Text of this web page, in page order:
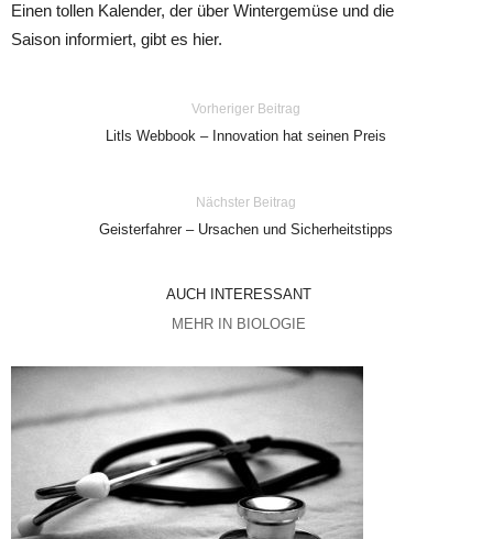
Einen tollen Kalender, der über Wintergemüse und die
Saison informiert, gibt es hier.
Vorheriger Beitrag
Litls Webbook – Innovation hat seinen Preis
Nächster Beitrag
Geisterfahrer – Ursachen und Sicherheitstipps
AUCH INTERESSANT
MEHR IN BIOLOGIE